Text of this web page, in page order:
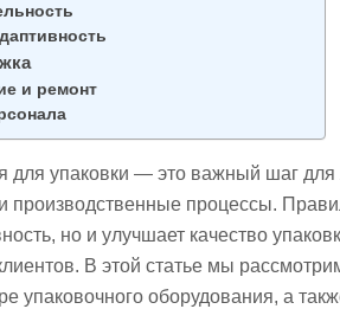
и ремонт
для упаковки — это важный шаг для
производственные процессы.
но и улучшает качество
В этой статье мы
упаковочного оборудования, а